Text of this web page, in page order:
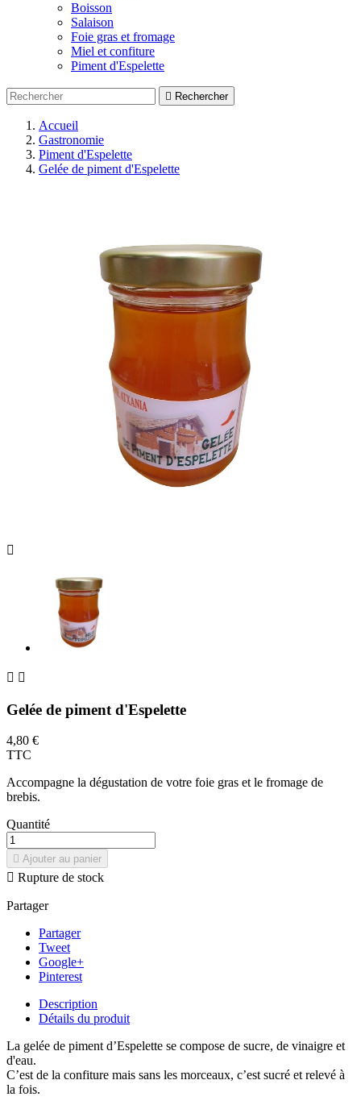
Boisson
Salaison
Foie gras et fromage
Miel et confiture
Piment d'Espelette
 Rechercher
Accueil
Gastronomie
Piment d'Espelette
Gelée de piment d'Espelette

 
Gelée de piment d'Espelette
4,80 €
TTC
Accompagne la dégustation de votre foie gras et le fromage de
brebis.
Quantité
 Ajouter au panier
 Rupture de stock
Partager
Partager
Tweet
Google+
Pinterest
Description
Détails du produit
La gelée de piment d’Espelette se compose de sucre, de vinaigre et
d'eau.
C’est de la confiture mais sans les morceaux, c’est sucré et relevé à
la fois.